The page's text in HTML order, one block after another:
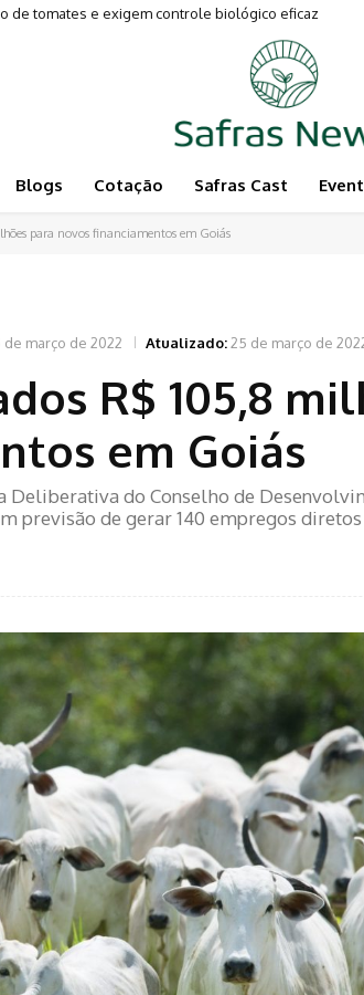
tomates e exigem controle biológico eficaz
a Pecuária
Blogs Cotação Safras Cast
para novos financiamentos em Goiás
de março de 2022 Atualizado:25 de março de
R$ 105,8
em Goiás
Deliberativa do Conselho de
previsão de gerar 140 empregos diretos